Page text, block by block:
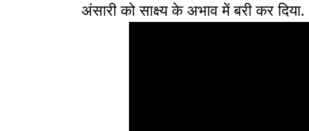
अंसारी को साक्ष्य के अभाव में बरी कर दिया.